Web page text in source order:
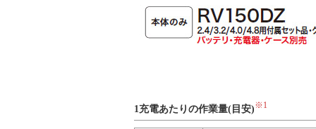
1充電あたりの作業量(目安)※1